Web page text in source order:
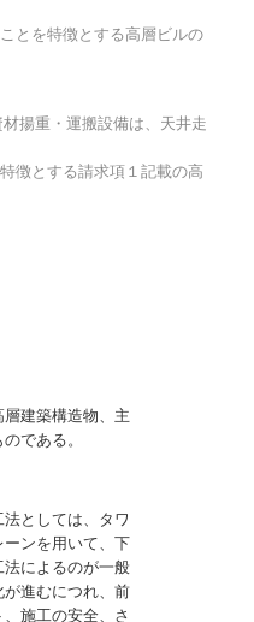
層建築構造物、主
である。
法としては、タワ
ンを用いて、下
によるのが一般
進むにつれ、前
施工の安全、さ
とを特徴とする高層ビルの
材揚重・運搬設備は、天井走
徴とする請求項１記載の高